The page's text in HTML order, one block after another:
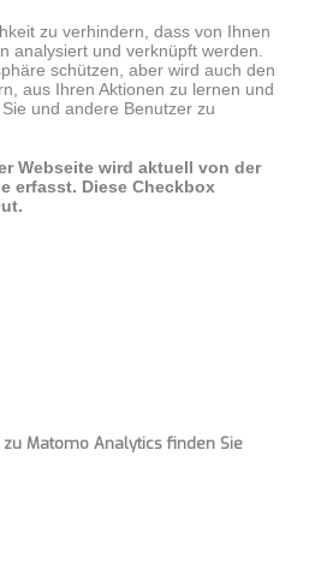
Matomo Analytics finden Sie